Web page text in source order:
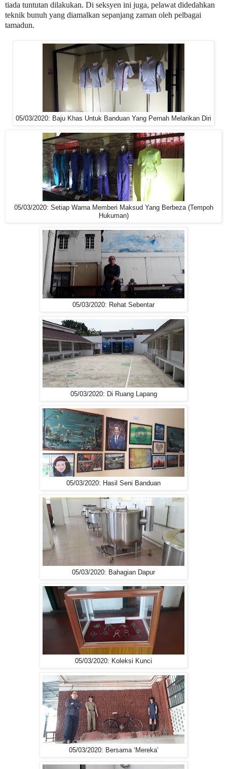
tiada tuntutan dilakukan. Di seksyen ini juga, pelawat didedahkan
teknik bunuh yang diamalkan sepanjang zaman oleh pelbagai
tamadun.
05/03/2020: Baju Khas Untuk Banduan Yang Pernah Melarikan Diri
05/03/2020: Setiap Warna Memberi Maksud Yang Berbeza (Tempoh
Hukuman)
05/03/2020: Rehat Sebentar
05/03/2020: Di Ruang Lapang
05/03/2020: Hasil Seni Banduan
05/03/2020: Bahagian Dapur
05/03/2020: Koleksi Kunci
05/03/2020: Bersama ‘Mereka’